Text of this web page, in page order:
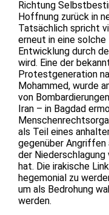
Richtung
Hoffnung zurück in
Tatsächlich spricht
erneut in eine
Entwicklung durch
wird. Eine der
Protestgeneration
Mohammed, wurde
von
Iran – in Bagdad
als Teil eines
gegenüber Angriffen
der
hat. Die irakische
hegemonial zu
um als Bedrohung
werden.